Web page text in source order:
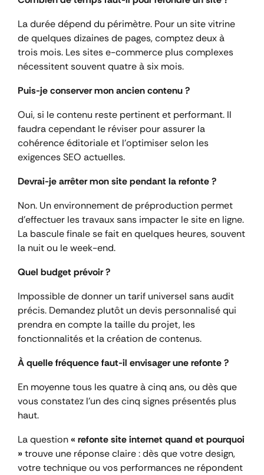
La durée dépend du périmètre. Pour un site vitrine
de quelques dizaines de pages, comptez deux à
trois mois. Les sites e-commerce plus complexes
nécessitent souvent quatre à six mois.
Puis-je conserver mon ancien contenu ?
Oui, si le contenu reste pertinent et performant. Il
faudra cependant le réviser pour assurer la
cohérence éditoriale et l’optimiser selon les
exigences SEO actuelles.
Devrai-je arrêter mon site pendant la refonte ?
Non. Un environnement de préproduction permet
d’effectuer les travaux sans impacter le site en ligne.
La bascule finale se fait en quelques heures, souvent
la nuit ou le week-end.
Quel budget prévoir ?
Impossible de donner un tarif universel sans audit
précis. Demandez plutôt un devis personnalisé qui
prendra en compte la taille du projet, les
fonctionnalités et la création de contenus.
À quelle fréquence faut-il envisager une refonte ?
En moyenne tous les quatre à cinq ans, ou dès que
vous constatez l’un des cinq signes présentés plus
haut.
La question« refonte site internet quand et pourquoi
»trouve une réponse claire : dès que votre design,
votre technique ou vos performances ne répondent